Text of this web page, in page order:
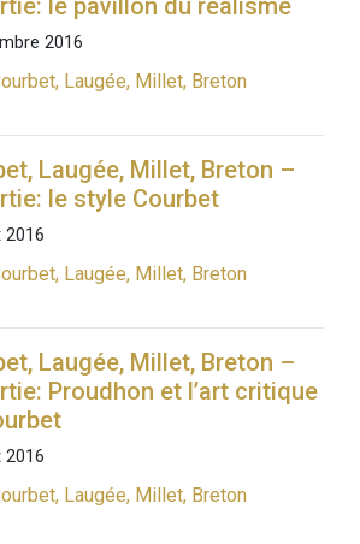
le pavillon du réalisme
2016
Laugée, Millet, Breton
Laugée, Millet, Breton –
le style Courbet
2016
Laugée, Millet, Breton
Laugée, Millet, Breton –
Proudhon et l’art critique
2016
Laugée, Millet, Breton